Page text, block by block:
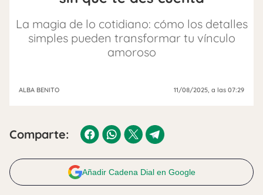
La magia de lo cotidiano: cómo los detalles
simples pueden transformar tu vínculo
amoroso
ALBA BENITO 11/08/2025, a las 07:29
Comparte:
Añadir Cadena Dial en Google